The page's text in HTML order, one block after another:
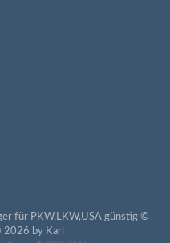
für PKW,LKW,USA günstig ©
2026 by Karl